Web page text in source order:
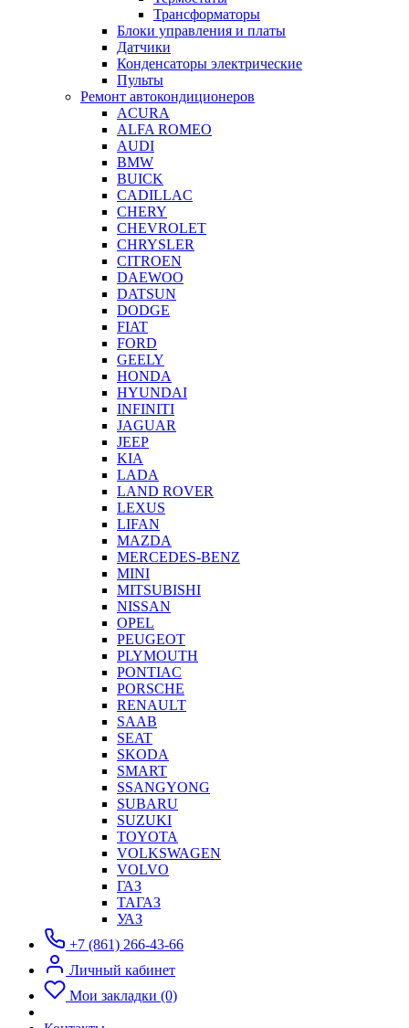
Трансформаторы
Блоки управления и платы
Датчики
Конденсаторы электрические
Пульты
Ремонт автокондиционеров
ACURA
ALFA ROMEO
AUDI
BMW
BUICK
CADILLAC
CHERY
CHEVROLET
CHRYSLER
CITROEN
DAEWOO
DATSUN
DODGE
FIAT
FORD
GEELY
HONDA
HYUNDAI
INFINITI
JAGUAR
JEEP
KIA
LADA
LAND ROVER
LEXUS
LIFAN
MAZDA
MERCEDES-BENZ
MINI
MITSUBISHI
NISSAN
OPEL
PEUGEOT
PLYMOUTH
PONTIAC
PORSCHE
RENAULT
SAAB
SEAT
SKODA
SMART
SSANGYONG
SUBARU
SUZUKI
TOYOTA
VOLKSWAGEN
VOLVO
ГАЗ
ТАГАЗ
УАЗ
+7 (861) 266-43-66
Личный кабинет
Мои закладки (0)